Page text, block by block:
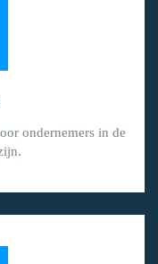
ondernemers in de